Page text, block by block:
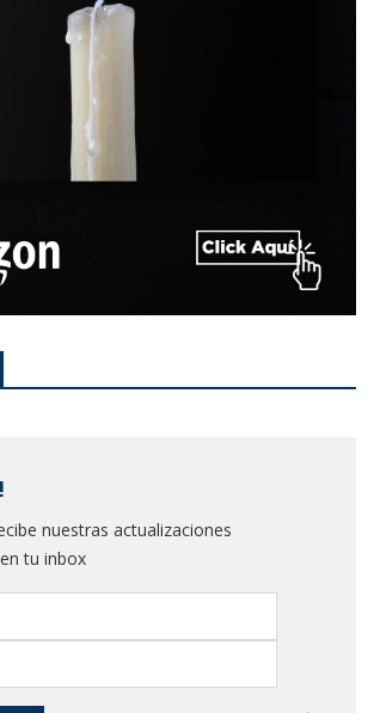
nuestras actualizaciones
tu inbox